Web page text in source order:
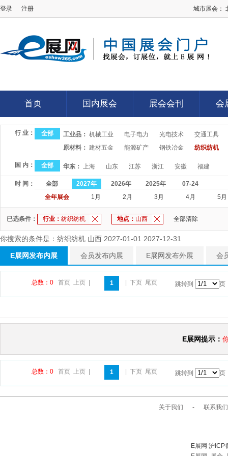
登录 注册 城市展会：
首页
首页
国内展会
国内展会
展会会刊
展会会刊
会
会
行 业： 全部 工业品： 机械工业 电子电力 光电技术
交通工具
原材料： 建材五金 能源矿产 钢铁冶金 纺织纺机
国 内： 全部 华东： 上海 山东 江苏 浙江 安徽 福建
时 间： 全部 2027年 2026年 2025年
07-24
全年展会
1月 2月 3月 4月 5月
已选条件： 行业： 纺织纺机 地点： 山西 全部清除
你搜索的条件是：纺织纺机 山西 2027-01-01 2027-12-31
E展网发布内展 会员发布内展 E展网发布外展 会
总数：0 首页 上页 1 下页 尾页 跳转到 页
E展网提示：
总数：0 首页 上页 1 下页 尾页 跳转到 页
关于我们 - 联系我们
E展网 沪